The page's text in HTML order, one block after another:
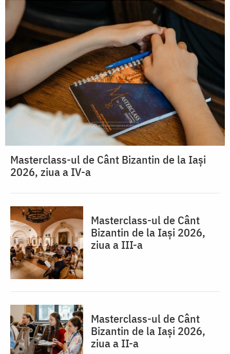
Masterclass-ul de Cânt Bizantin de la Iași
2026, ziua a IV-a
Masterclass-ul de Cânt
Bizantin de la Iași 2026,
ziua a III-a
Masterclass-ul de Cânt
Bizantin de la Iași 2026,
ziua a II-a